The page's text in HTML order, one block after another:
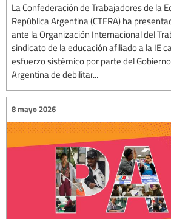
La Confederación de Trabajadores de la
República Argentina (CTERA) ha
ante la Organización Internacional del
sindicato de la educación afiliado a la IE
esfuerzo sistémico por parte del
Argentina de debilitar...
8 mayo 2026